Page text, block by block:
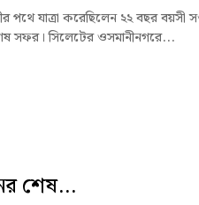
পথে যাত্রা করেছিলেন ২২ বছর বয়সী
সফর। সিলেটের ওসমানীনগরে...
শেষ...